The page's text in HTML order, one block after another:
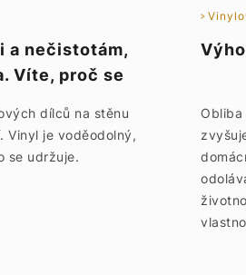
a nečistotám,
Víte, proč se
dílců na stěnu
Vinyl je voděodolný,
se udržuje.
Obliba